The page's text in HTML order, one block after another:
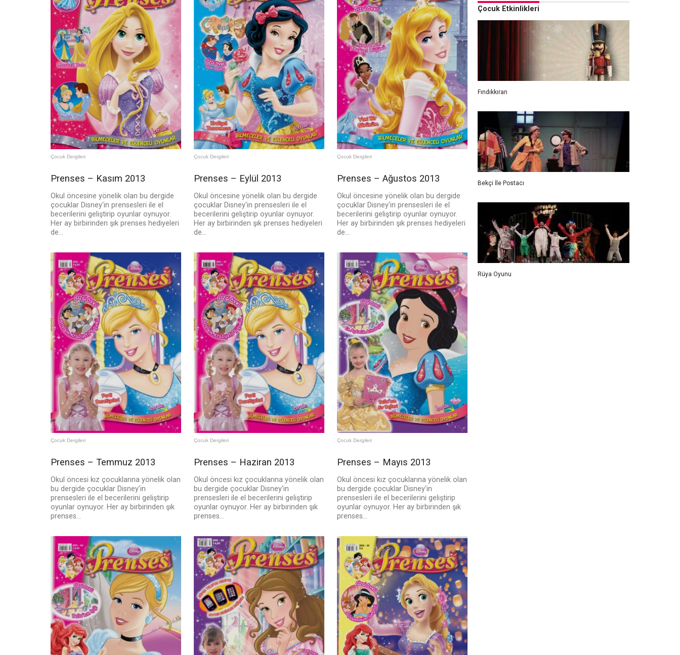
Çocuk Dergileri
Prenses – Kasım 2013
Okul öncesine yönelik olan bu dergide
çocuklar Disney'in prensesleri ile el
becerilerini geliştirip oyunlar oynuyor.
Her ay birbirinden şık prenses hediyeleri
de...
Çocuk Dergileri
Prenses – Eylül 2013
Okul öncesine yönelik olan bu dergide
çocuklar Disney'in prensesleri ile el
becerilerini geliştirip oyunlar oynuyor.
Her ay birbirinden şık prenses hediyeleri
de...
Çocuk Dergileri
Prenses – Ağustos 2013
Okul öncesine yönelik olan bu dergide
çocuklar Disney'in prensesleri ile el
becerilerini geliştirip oyunlar oynuyor.
Her ay birbirinden şık prenses hediyeleri
de...
Çocuk Dergileri
Prenses – Temmuz 2013
Okul öncesi kız çocuklarına yönelik olan
bu dergide çocuklar Disney'in
prensesleri ile el becerilerini geliştirip
oyunlar oynuyor. Her ay birbirinden şık
prenses...
Çocuk Dergileri
Prenses – Haziran 2013
Okul öncesi kız çocuklarına yönelik olan
bu dergide çocuklar Disney'in
prensesleri ile el becerilerini geliştirip
oyunlar oynuyor. Her ay birbirinden şık
prenses...
Çocuk Dergileri
Prenses – Mayıs 2013
Okul öncesi kız çocuklarına yönelik olan
bu dergide çocuklar Disney'in
prensesleri ile el becerilerini geliştirip
oyunlar oynuyor. Her ay birbirinden şık
prenses...
Çocuk Etkinlikleri
Fındıkkıran
Bekçi İle Postacı
Rüya Oyunu